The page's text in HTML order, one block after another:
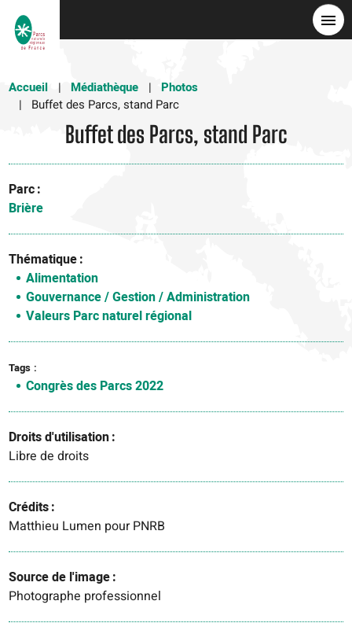
Accueil
Médiathèque
Photos
Buffet des Parcs, stand Parc
Buffet des Parcs, stand Parc
Parc
Brière
Thématique
Alimentation
Gouvernance / Gestion / Administration
Valeurs Parc naturel régional
Tags
Congrès des Parcs 2022
Droits d'utilisation
Libre de droits
Crédits
Matthieu Lumen pour PNRB
Source de l'image
Photographe professionnel